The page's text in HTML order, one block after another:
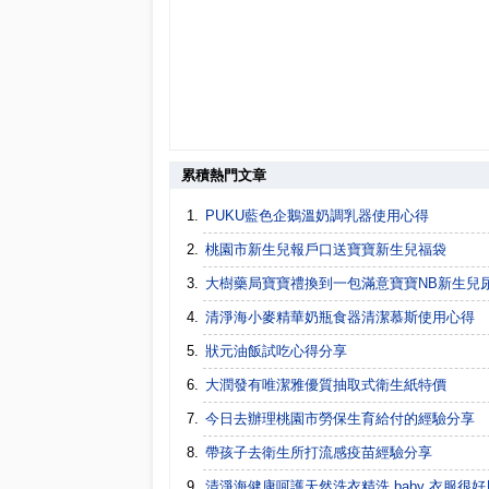
累積熱門文章
PUKU藍色企鵝溫奶調乳器使用心得
桃園市新生兒報戶口送寶寶新生兒福袋
大樹藥局寶寶禮換到一包滿意寶寶NB新生兒
清淨海小麥精華奶瓶食器清潔慕斯使用心得
狀元油飯試吃心得分享
大潤發有唯潔雅優質抽取式衛生紙特價
今日去辦理桃園市勞保生育給付的經驗分享
帶孩子去衛生所打流感疫苗經驗分享